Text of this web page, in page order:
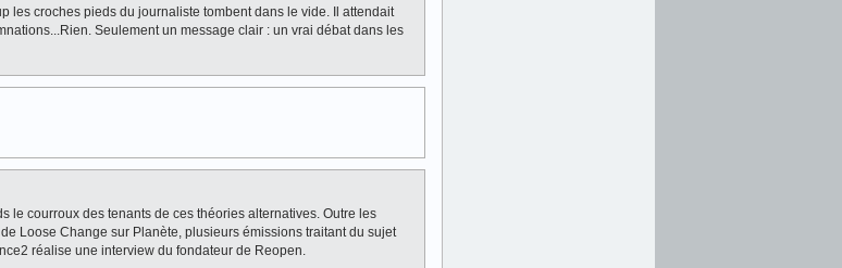
les croches pieds du journaliste tombent dans le vide. Il attendait
Seulement un message clair : un vrai débat dans les
le courroux des tenants de ces théories alternatives. Outre les
Loose Change sur Planète, plusieurs émissions traitant du sujet
réalise une interview du fondateur de Reopen.